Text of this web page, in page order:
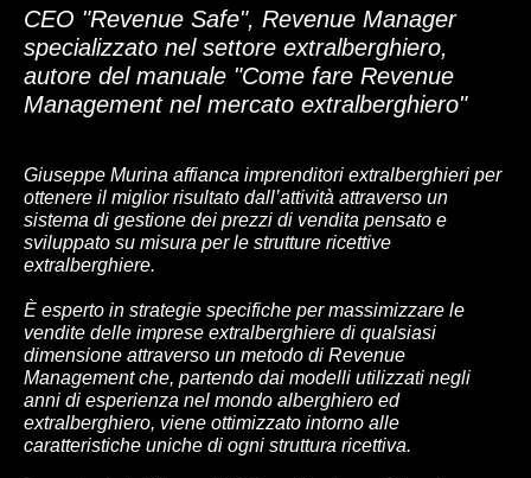
CEO "Revenue Safe", Revenue Manager
specializzato nel settore extralberghiero,
autore del manuale "Come fare Revenue
Management nel mercato extralberghiero"
Giuseppe Murina affianca imprenditori extralberghieri per
ottenere il miglior risultato dall’attività attraverso un
sistema di gestione dei prezzi di vendita pensato e
sviluppato su misura per le strutture ricettive
extralberghiere.
È esperto in strategie specifiche per massimizzare le
vendite delle imprese extralberghiere di qualsiasi
dimensione attraverso un metodo di Revenue
Management che, partendo dai modelli utilizzati negli
anni di esperienza nel mondo alberghiero ed
extralberghiero, viene ottimizzato intorno alle
caratteristiche uniche di ogni struttura ricettiva.